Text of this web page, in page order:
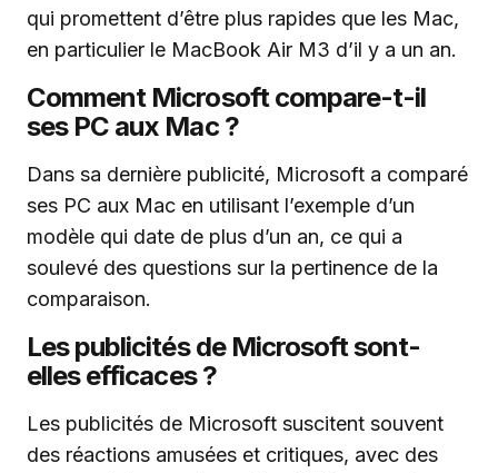
qui promettent d’être plus rapides que les Mac,
en particulier le MacBook Air M3 d’il y a un an.
Comment Microsoft compare-t-il
ses PC aux Mac ?
Dans sa dernière publicité, Microsoft a comparé
ses PC aux Mac en utilisant l’exemple d’un
modèle qui date de plus d’un an, ce qui a
soulevé des questions sur la pertinence de la
comparaison.
Les publicités de Microsoft sont-
elles efficaces ?
Les publicités de Microsoft suscitent souvent
des réactions amusées et critiques, avec des